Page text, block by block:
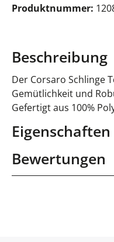
Produktnummer:
Beschreibung
Der Corsaro Schlinge
Gemütlichkeit und
Gefertigt aus 100%
Eigenschaften
Bewertungen